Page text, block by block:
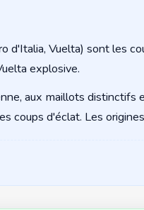
d'Italia, Vuelta) sont les
explosive.
aux maillots distinctifs
coups d'éclat. Les